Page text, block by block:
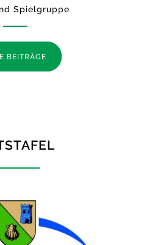
Spielgruppe
BEITRÄGE